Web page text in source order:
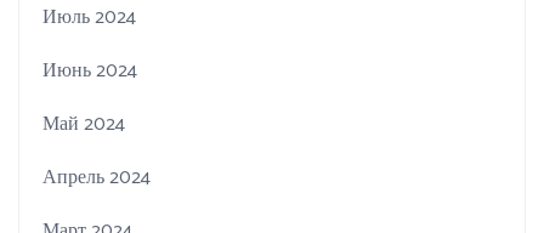
Июль 2024
Июнь 2024
Май 2024
Апрель 2024